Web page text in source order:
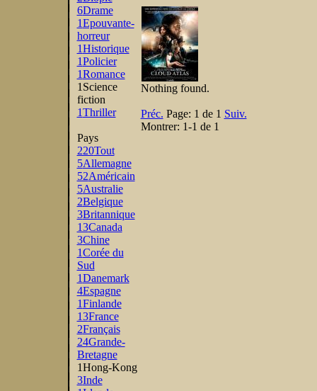
6Drame
1Epouvante-
horreur
1Historique
1Policier
1Romance
1Science
fiction
1Thriller
Pays
220Tout
5Allemagne
52Américain
5Australie
2Belgique
3Britannique
13Canada
3Chine
1Corée du
Sud
1Danemark
4Espagne
1Finlande
13France
2Français
24Grande-
Bretagne
1Hong-Kong
3Inde
Nothing found.
Préc. Page: 1 de 1 Suiv.
Montrer: 1-1 de 1